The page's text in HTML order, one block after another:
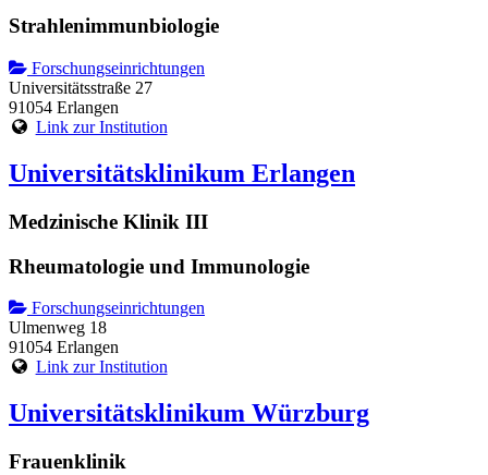
Strahlenimmunbiologie
Forschungseinrichtungen
Universitätsstraße 27
91054 Erlangen
Link zur Institution
Universitätsklinikum Erlangen
Medzinische Klinik III
Rheumatologie und Immunologie
Forschungseinrichtungen
Ulmenweg 18
91054 Erlangen
Link zur Institution
Universitätsklinikum Würzburg
Frauenklinik